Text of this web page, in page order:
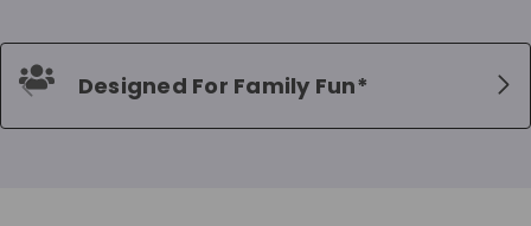
Designed For Family Fun*